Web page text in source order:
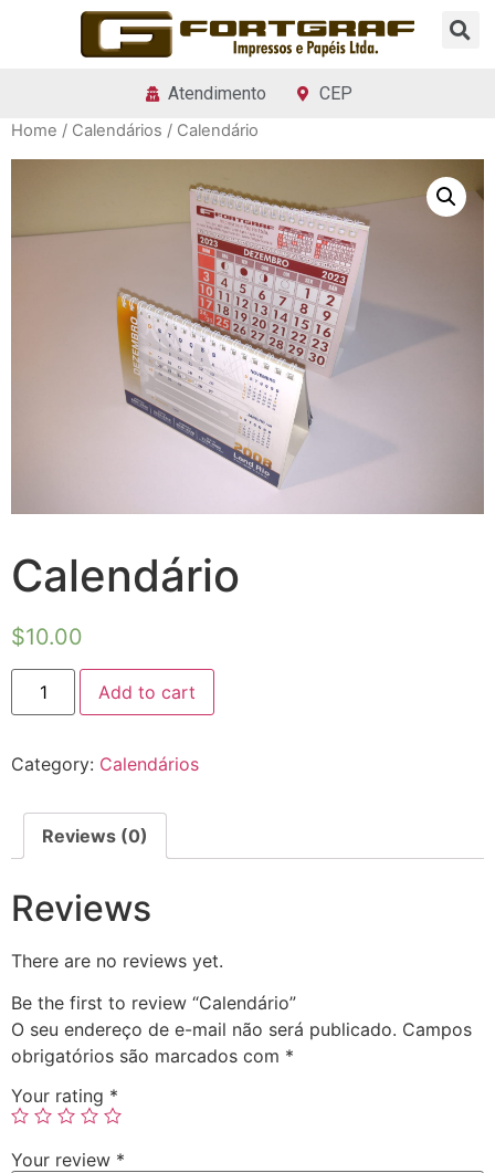
Atendimento CEP
Home / Calendários / Calendário
Calendário
$10.00
Add to cart
Category: Calendários
Reviews (0)
Reviews
There are no reviews yet.
Be the first to review “Calendário”
O seu endereço de e-mail não será publicado. Campos
obrigatórios são marcados com *
Your rating *
Your review *